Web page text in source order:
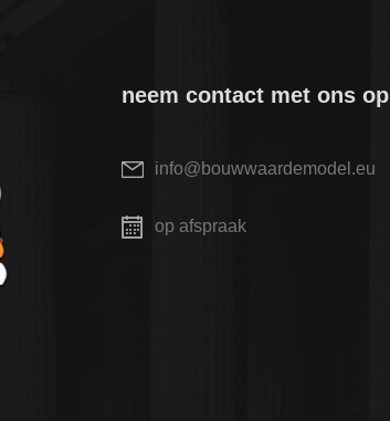
neem contact met ons op
info@bouwwaardemodel.eu
op afspraak